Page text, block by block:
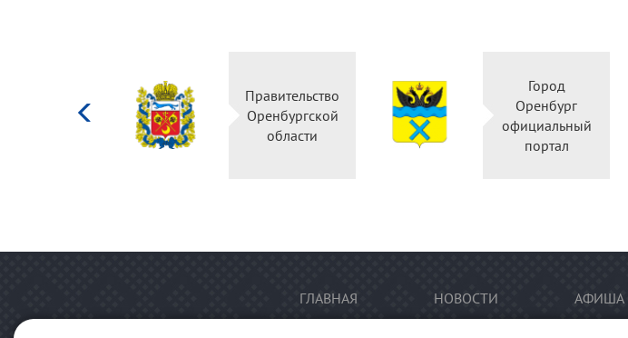
Правительство
Оренбургской
области
Город
Оренбург
официальный
портал
ГЛАВНАЯ НОВОСТИ АФИША